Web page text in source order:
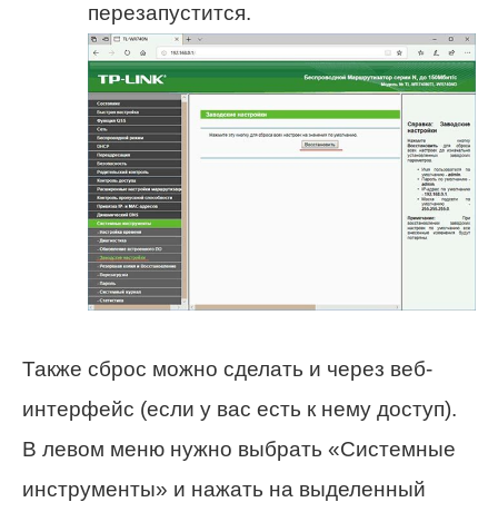
перезапустится.
Также сброс можно сделать и через веб-
интерфейс (если у вас есть к нему доступ).
В левом меню нужно выбрать «Системные
инструменты» и нажать на выделенный